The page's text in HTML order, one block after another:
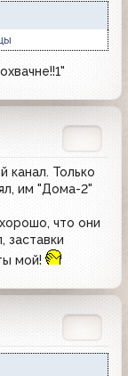
канал. Только
им "Дома-2"
что они
заставки
мой!